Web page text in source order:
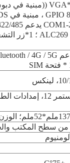
التيار المستمر 12،
سطح المكتب